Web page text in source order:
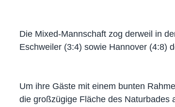
Die Mixed-Mannschaft zog derweil in
Eschweiler (3:4) sowie Hannover (4:8)
Um ihre Gäste mit einem bunten
die großzügige Fläche des Naturbades